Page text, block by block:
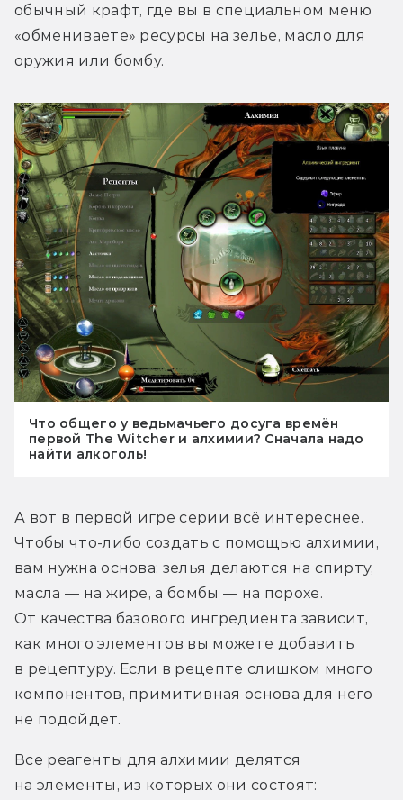
обычный крафт, где вы в специальном меню
«обмениваете» ресурсы на зелье, масло для
оружия или бомбу.
Что общего у ведьмачьего досуга времён
первой The Witcher и алхимии? Сначала надо
найти алкоголь!
А вот в первой игре серии всё интереснее.
Чтобы что-либо создать с помощью алхимии,
вам нужна основа: зелья делаются на спирту,
масла — на жире, а бомбы — на порохе.
От качества базового ингредиента зависит,
как много элементов вы можете добавить
в рецептуру. Если в рецепте слишком много
компонентов, примитивная основа для него
не подойдёт.
Все реагенты для алхимии делятся
на элементы, из которых они состоят: